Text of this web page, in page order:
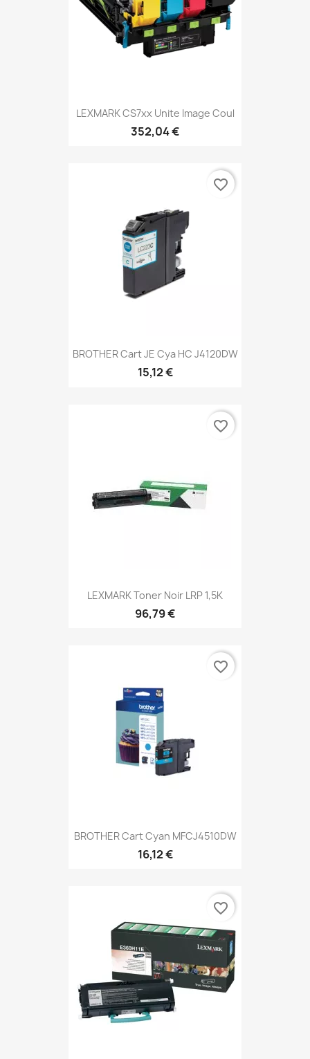
LEXMARK CS7xx Unite Image Coul
352,04 €
BROTHER Cart JE Cya HC J4120DW
15,12 €
favorite_border
LEXMARK Toner Noir LRP 1,5K
96,79 €
favorite_border
BROTHER Cart Cyan MFCJ4510DW
16,12 €
favorite_border
favorite_border